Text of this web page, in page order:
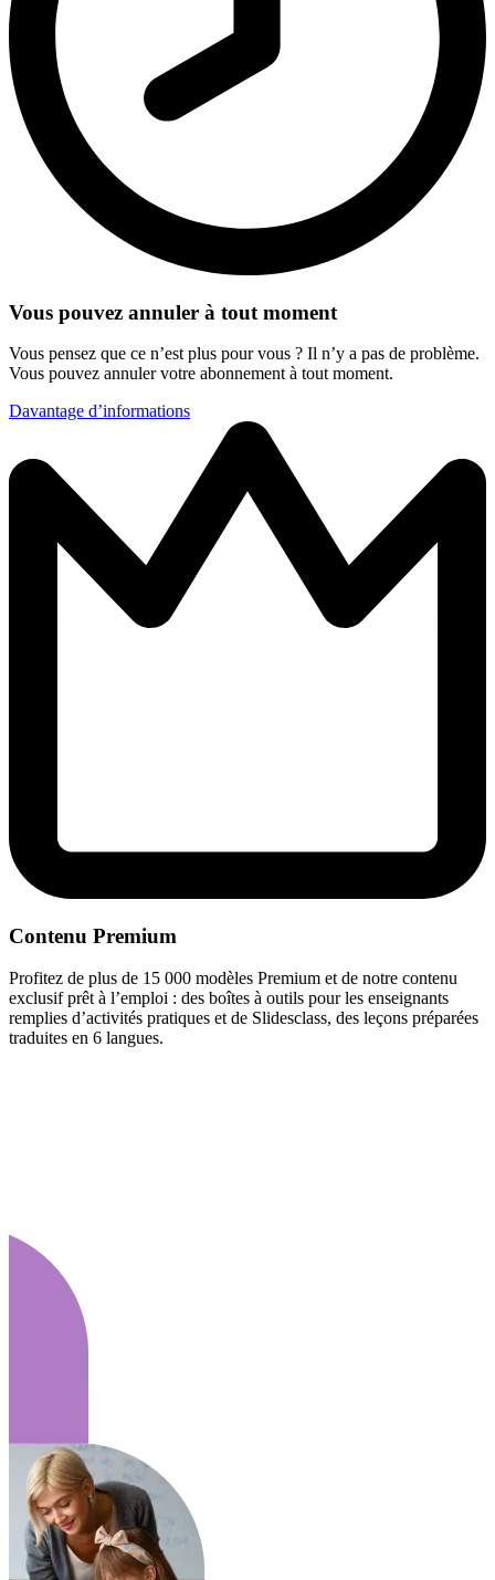
Vous pouvez annuler à tout moment
Vous pensez que ce n’est plus pour vous ? Il n’y a pas de problème.
Vous pouvez annuler votre abonnement à tout moment.
Davantage d’informations
Contenu Premium
Profitez de plus de 15 000 modèles Premium et de notre contenu
exclusif prêt à l’emploi : des boîtes à outils pour les enseignants
remplies d’activités pratiques et de Slidesclass, des leçons préparées
traduites en 6 langues.